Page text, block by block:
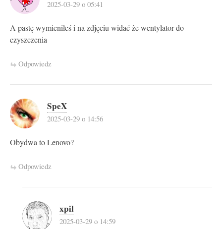
2025-03-29 o 05:41
A pastę wymieniłeś i na zdjęciu widać że wentylator do
czyszczenia
Odpowiedz
SpeX
2025-03-29 o 14:56
Obydwa to Lenovo?
Odpowiedz
xpil
2025-03-29 o 14:59